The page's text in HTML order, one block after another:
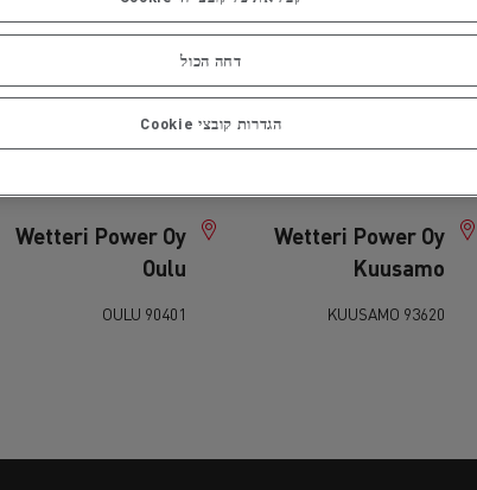
Center Tampere
Center Turku
21420 LIETO
Wetteri Power Oy
Wetteri Power Oy
Kemi
Wetteri Power Oy
Kuusamo
93620 KUUSAMO
Wetteri Power Oy
Oulu
90401 OULU
דחה הכול
הגדרות קובצי Cookie